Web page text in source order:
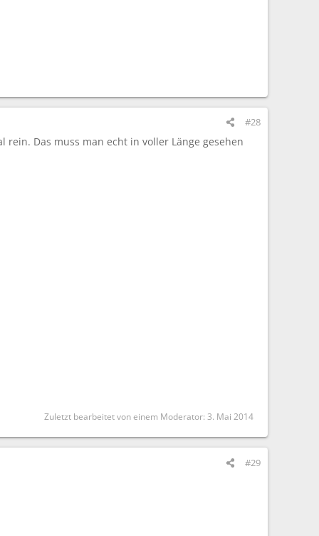
#28
Das muss man echt in voller Länge gesehen
Zuletzt bearbeitet von einem Moderator: 3. Mai 2014
#29